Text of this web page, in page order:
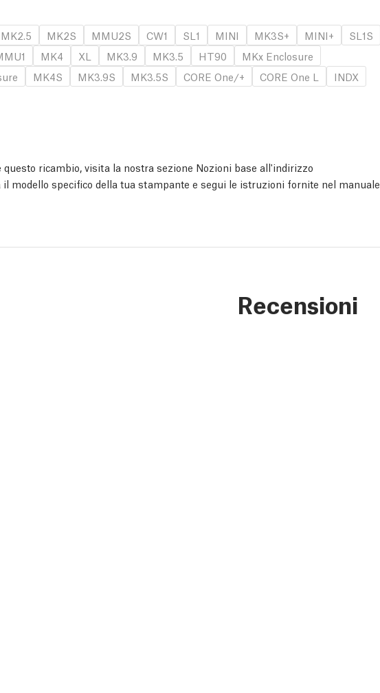
MK2.5 MK2S MMU2S CW1 SL1 MINI MK3S+ MINI+
SL1S
MK4 XL MK3.9 MK3.5 HT90
MKx Enclosure
MK4S MK3.9S MK3.5S CORE One/+ CORE One L INDX
ricambio, visita la nostra sezione Nozioni base all'indirizzo
il modello specifico della tua stampante e segui le istruzioni fornite nel manuale
Recensioni